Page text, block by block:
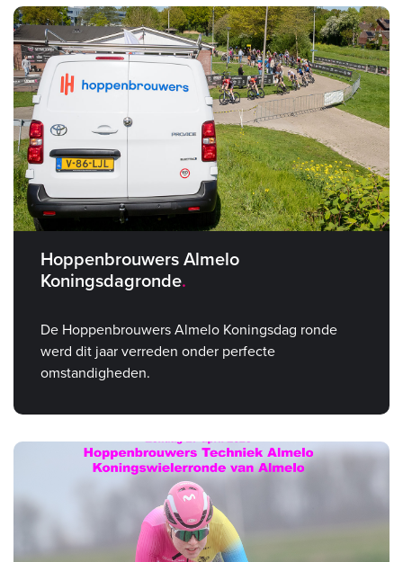
Hoppenbrouwers Almelo
Koningsdagronde
De Hoppenbrouwers Almelo Koningsdag ronde
werd dit jaar verreden onder perfecte
omstandigheden.